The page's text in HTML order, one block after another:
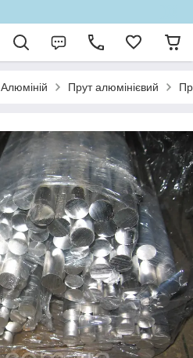
Алюміній Прут алюмінієвий